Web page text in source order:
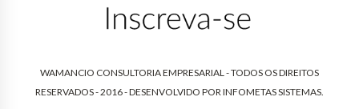
WAMANCIO CONSULTORIA EMPRESARIAL - TODOS OS DIREITOS
RESERVADOS - 2016 - DESENVOLVIDO PORINFOMETAS SISTEMAS.